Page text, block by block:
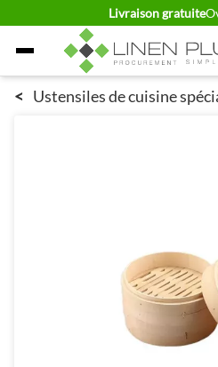
Livraison gratuite
Allez au contenu
< Ustensiles de cuisine